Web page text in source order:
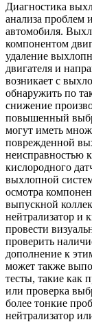
Диагностика
анализа проблем
автомобиля.
компонентом
удаление
двигателя и
возникает с
обнаружить по
снижение
повышенный
могут иметь
поврежденной
неисправностью
кислородного
выхлопной
осмотра
выпускной
нейтрализатор и
провести
проверить
дополнение к
может также
тесты, такие как
или проверка
более тонкие
нейтрализатор